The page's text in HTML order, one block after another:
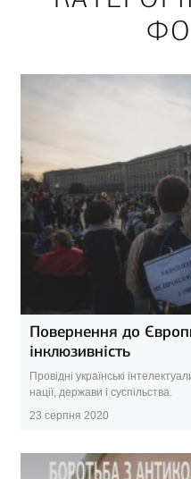
Повернення до
інклюзивність
Провідні українські
нації, держави і суспільства.
23 серпня 2020